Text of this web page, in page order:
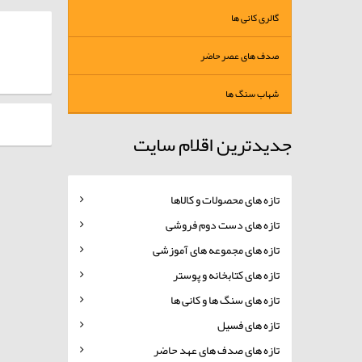
گالری کانی ها
صدف های عصر حاضر
شهاب سنگ ها
جدیدترین اقلام سایت
تازه های محصولات و کالاها
تازه های دست دوم فروشی
تازه های مجموعه های آموزشی
تازه های کتابخانه و پوستر
تازه های سنگ ها و کانی ها
تازه های فسیل
تازه های صدف های عهد حاضر